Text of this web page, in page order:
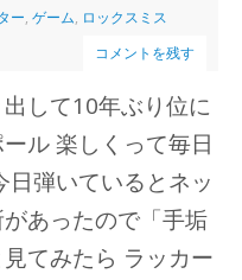
ー,ゲーム, ロックスミス
コメントを残す
して10年ぶり位に
ル 楽しくって毎日
弾いているとネッ
あったので「手垢
てみたら ラッカー